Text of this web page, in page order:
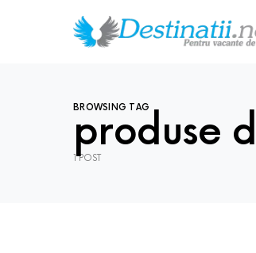
BROWSING TAG
produse
1 POST